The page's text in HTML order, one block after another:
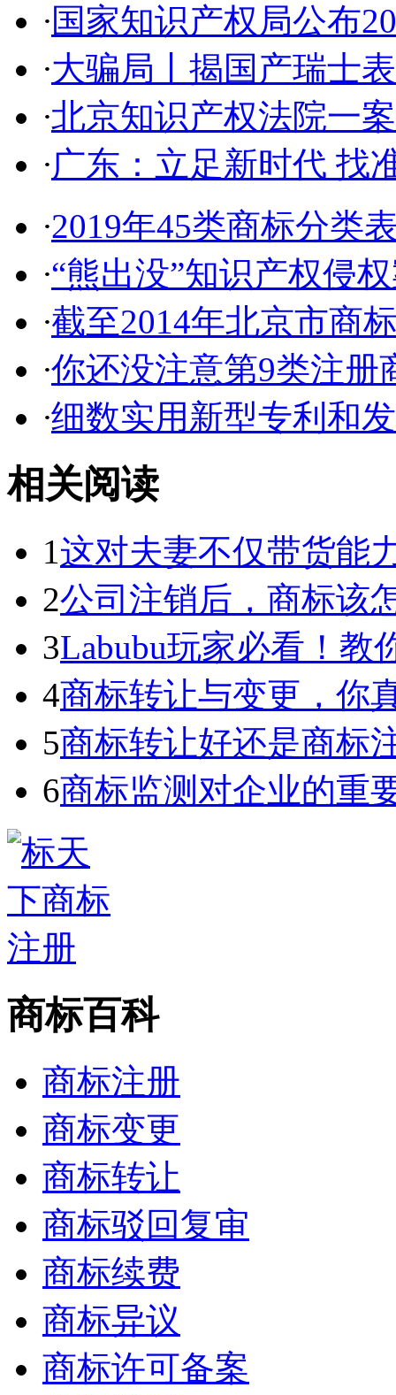
·国家知识产权局公布
·大骗局丨揭国产瑞士
·北京知识产权法院一
·广东：立足新时代 找
·2019年45类商标分类
·“熊出没”知识产权侵
·截至2014年北京市商
·你还没注意第9类注册
·细数实用新型专利和
相关阅读
1这对夫妻不仅带货能
2公司注销后，商标该
3Labubu玩家必看！教
4商标转让与变更，你
5商标转让好还是商标
6商标监测对企业的重
商标百科
商标注册
商标变更
商标转让
商标驳回复审
商标续费
商标异议
商标许可备案